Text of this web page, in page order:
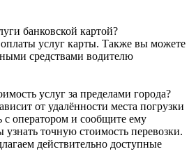
банковской картой?
услуг карты. Также вы можете
средствами водителю
услуг за пределами города?
от удалённости места погрузки
с оператором и сообщите ему
точную стоимость перевозки.
действительно доступные